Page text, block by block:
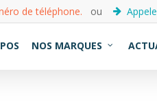
de téléphone. ou
NOS MARQUES